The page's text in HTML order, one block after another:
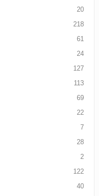
20
218
61
24
127
113
69
22
7
28
2
122
40